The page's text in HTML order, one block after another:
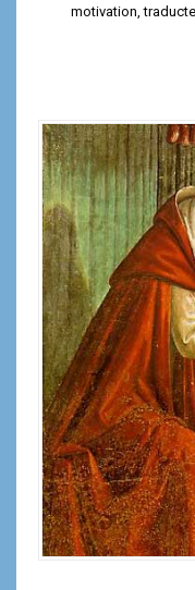
motivation ,